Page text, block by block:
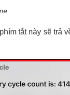
tắt này sẽ trả